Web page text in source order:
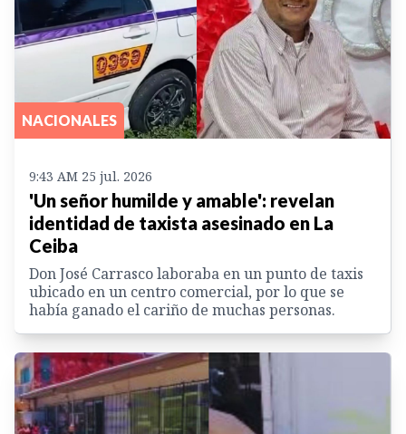
NACIONALES
9:43 AM 25 jul. 2026
'Un señor humilde y amable': revelan
identidad de taxista asesinado en La
Ceiba
Don José Carrasco laboraba en un punto de taxis
ubicado en un centro comercial, por lo que se
había ganado el cariño de muchas personas.